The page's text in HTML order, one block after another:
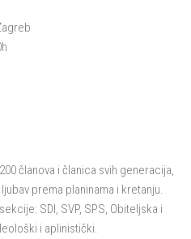
članova i članica svih generacija,
prema planinama i kretanju.
SDI, SVP, SPS, Obiteljska i
i aplinistički.